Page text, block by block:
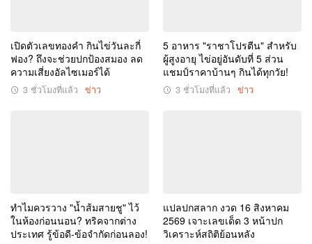
เปิดตัวเลขทองคำ กินไข่วันละกี่
ฟอง? ถึงจะช่วยปกป้องสมอง ลด
ความเสี่ยงอัลไซเมอร์ได้
3 ชั่วโมงที่แล้ว ข่าว
5 อาหาร "ราชาโปรตีน" สำหรับ
ผู้สูงอายุ ไข่อยู่อันดับที่ 5 ส่วน
แชมป์ราคาบ้านๆ กินได้ทุกวัย!
3 ชั่วโมงที่แล้ว ข่าว
ทำไมควรวาง "น้ำส้มสายชู" ไว้
ในห้องก่อนนอน? ทริคจากต่าง
ประเทศ รู้ข้อดี-ข้อจำกัดก่อนลอง!
แปลปกสลาก งวด 16 สิงหาคม
2569 เจาะเลขเด็ด 3 หน้าปก
วิเคราะห์สถิติย้อนหลัง